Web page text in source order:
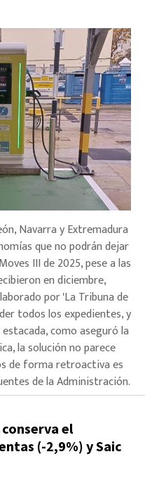
Navarra y Extremadura
que no podrán dejar
III de 2025, pese a las
en diciembre,
por 'La Tribuna de
todos los expedientes, y
como aseguró la
la solución no parece
de forma retroactiva es
de la Administración.
el
(-2,9%) y Saic